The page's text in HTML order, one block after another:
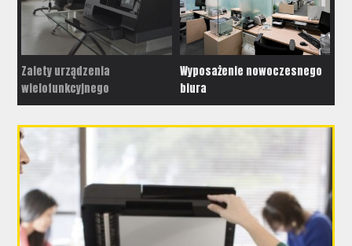
Zalety urządzenia
wielofunkcyjnego
Wyposażenie nowoczesnego
biura